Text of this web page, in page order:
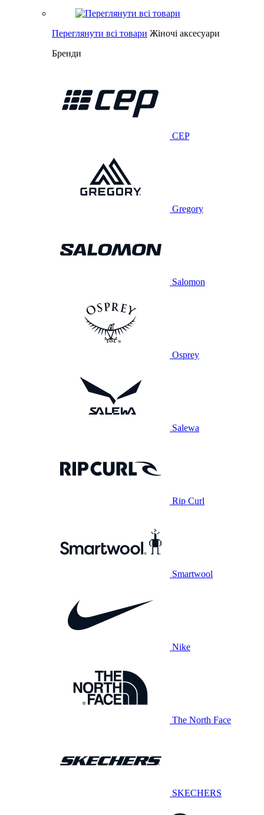
Переглянути всі товари Жіночі аксесуари
Бренди
CEP
Gregory
Salomon
Osprey
Salewa
Rip Curl
Smartwool
Nike
The North Face
SKECHERS